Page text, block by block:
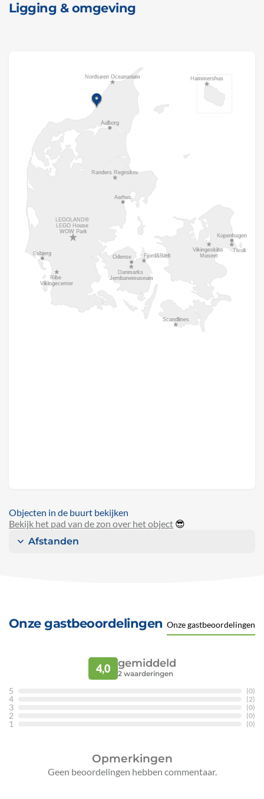
Ligging & omgeving
Objecten in de buurt bekijken
Bekijk het pad van de zon over het object 😎
Afstanden
Onze gastbeoordelingen Onze gastbeoordelingen
4,0 gemiddeld
2waarderingen
5 (0)
4 (2)
3 (0)
2 (0)
1 (0)
Opmerkingen
Geen beoordelingen hebben commentaar.